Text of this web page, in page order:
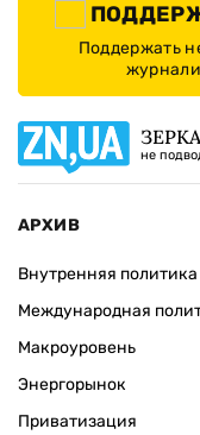
Поддержать
не
АРХИВ
Внутренняя политика
Международная
Макроуровень
Энергорынок
Приватизация